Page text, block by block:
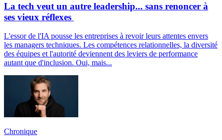
La tech veut un autre leadership... sans renoncer à
ses vieux réflexes
L'essor de l'IA pousse les entreprises à revoir leurs attentes envers
les managers techniques. Les compétences relationnelles, la diversité
des équipes et l'autorité deviennent des leviers de performance
autant que d'inclusion. Oui, mais...
Chronique